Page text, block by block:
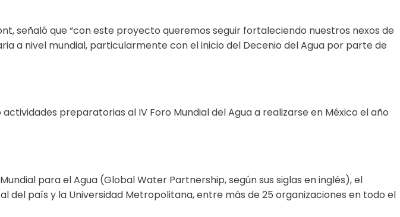
señaló que “con este proyecto queremos seguir fortaleciendo nuestros nexos de
a nivel mundial, particularmente con el inicio del Decenio del Agua por parte de
preparatorias al IV Foro Mundial del Agua a realizarse en México el año
para el Agua (Global Water Partnership, según sus siglas en inglés), el
país y la Universidad Metropolitana, entre más de 25 organizaciones en todo el